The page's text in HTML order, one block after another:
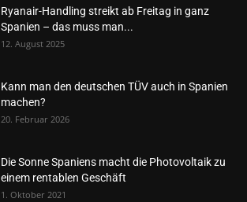
Ryanair-Handling streikt ab Freitag in ganz
Spanien – das muss man...
12. August 2025
Kann man den deutschen TÜV auch in Spanien
machen?
20. Februar 2026
Die Sonne Spaniens macht die Photovoltaik zu
einem rentablen Geschäft
1. Oktober 2021